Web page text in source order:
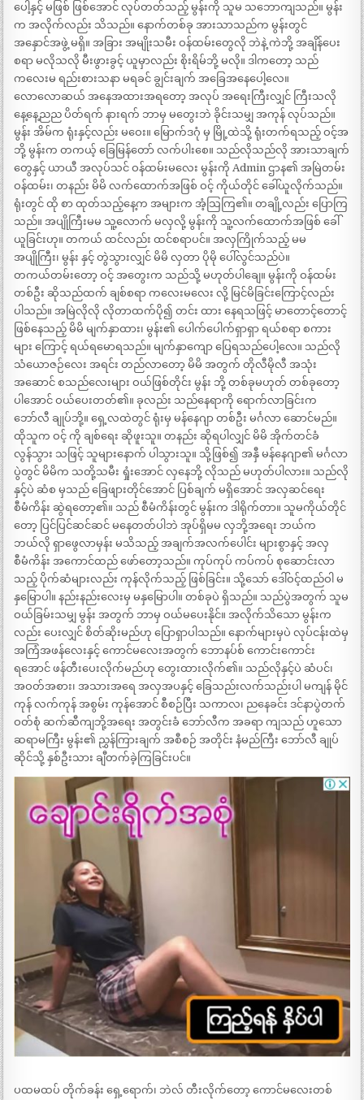
ပေါ့နှင့် မဖြစ် ဖြစ်အောင် လုပ်တတ်သည့် မွန်းကို သူမ သဘောကျသည်။ မွန်း
က အလိုက်လည်း သိသည်။ နောက်တစ်ခု အားသာသည်က မွန်းတွင်
အနှောင်အဖွဲ့ မရှိ။ အခြား အမျိုးသမီး ဝန်ထမ်းတွေလို ဘဲနဲ့ ကဲဘို့ အချိန်ပေး
စရာ မလိုသလို မီးဖွားခွင့် ယူမှာလည်း စိုးရိမ်ဘို့ မလို။ ဒါကတော့ သည်
ကလေးမ ရည်းစားသနာ မရခင် ချွင်းချက် အခြေအနေပေါ့လေ။
လောလောဆယ် အနေအထားအရတော့ အလုပ် အရေးကြီးလျှင် ကြီးသလို
နေ့နေ့ညည ပိတ်ရက် နားရက် ဘာမှ မတွေးဘဲ ခိုင်းသမျှ အကုန် လုပ်သည်။
မွန်း အိမ်က ရုံးနှင့်လည်း မဝေး။ မြောက်ဒဂုံ မှ မြို့ထဲသို့ ရုံးတက်ရသည့် ဝင့်အ
ဘို့ မွန်းက တကယ့် ခြေမြန်တော် လက်ပါးစေ။ သည်လိုသည်လို အားသာချက်
တွေနှင့် ယာယီ အလုပ်သင် ဝန်ထမ်းမလေး မွန်းကို Admin ဌာန၏ အမြဲတမ်း
ဝန်ထမ်း၊ တနည်း မိမိ လက်ထောက်အဖြစ် ဝင့် ကိုယ်တိုင် ခေါ်ယူလိုက်သည်။
ရုံးတွင် ထို စာ ထုတ်သည့်နေ့က အများက အံ့သြကြ၏။ တချို့လည်း ပြောကြ
သည်။ အပျိုကြီးမမ သူ့လောက် မလှလို့ မွန်းကို သူ့လက်ထောက်အဖြစ် ခေါ်
ယူခြင်းဟု။ တကယ် ထင်လည်း ထင်စရာပင်။ အလှကြိုက်သည့် မမ
အပျိုကြီး၊ မွန်း နှင့် တွဲသွားလျှင် မိမိ လှတာ ပိုမို ပေါ်လွင်သည်ပဲ။
တကယ်တမ်းတော့ ဝင့် အတွေးက သည်သို့ မဟုတ်ပါချေ။ မွန်းကို ဝန်ထမ်း
တစ်ဦး ဆိုသည်ထက် ချစ်စရာ ကလေးမလေး လို့ မြင်မိခြင်းကြောင့်လည်း
ပါသည်။ အမြဲလိုလို လိုတာထက်ပို၍ တင်း ထား နေရသဖြင့် မာတောင့်တောင့်
ဖြစ်နေသည့် မိမိ မျက်နှာထား၊ မွန်း၏ ပေါက်ပေါက်ရှာရှာ ရယ်စရာ စကား
များ ကြောင့် ရယ်ရမောရသည်။ မျက်နှာကျော ပြေရသည်ပေါ့လေ။ သည်လို
သံယောဇဉ်လေး အရင်း တည်လာတော့ မိမိ အတွက် တိုလီမိုလီ အသုံး
အဆောင် စသည်လေးများ ဝယ်ဖြစ်တိုင်း မွန်း ဘို့ တစ်ခုမဟုတ် တစ်ခုတော့
ပါအောင် ဝယ်ပေးတတ်၏။ ခုလည်း သည်နေရာကို ရောက်လာခြင်းက
ဘော်လီ ချုပ်ဘို့။ ရှေ့လထဲတွင် ရုံးမှ မန်နေဂျာ တစ်ဦး မင်္ဂလာ ဆောင်မည်။
ထိုသူက ဝင့် ကို ချစ်ရေး ဆိုဖူးသူ။ တနည်း ဆိုရပါလျှင် မိမိ အိုက်တင်ခံ
လွန်သွား သဖြင့် သူများနောက် ပါသွားသူ။ သို့ဖြစ်၍ အနှီ မန်နေဂျာ၏ မင်္ဂလာ
ပွဲတွင် မိမိက သတို့သမီး ရှုံးအောင် လှနေဘို့ လိုသည် မဟုတ်ပါလား။ သည်လို
နှင့်ပဲ ဆံစ မှသည် ခြေဖျားတိုင်အောင် ပြစ်ချက် မရှိအောင် အလှဆင်ရေး
စီမံကိန်း ဆွဲရတော့၏။ သည် စီမံကိန်းတွင် မွန်းက ဒါရိုက်တာ။ သူမကိုယ်တိုင်
တော့ ပြင်ပြင်ဆင်ဆင် မနေတတ်ပါဘဲ အုပ်ရှိမမ လှဘို့အရေး ဘယ်က
ဘယ်လို ရှာဖွေလာမှန်း မသိသည့် အချက်အလက်ပေါင်း များစွာနှင့် အလှ
စီမံကိန်း အကောင်ထည် ဖော်တော့သည်။ ကုပ်ကုပ် ကပ်ကပ် စုဆောင်းလာ
သည့် ပိုက်ဆံများလည်း ကုန်လိုက်သည့် ဖြစ်ခြင်း။ သို့သော် ဒေါ်ဝင့်ထည်ဝါ မ
နှမြောပါ။ နည်းနည်းလေးမှ မနှမြောပါ။ တစ်ခုပဲ ရှိသည်။ သည်ပွဲအတွက် သူမ
ဝယ်ခြမ်းသမျှ မွန်း အတွက် ဘာမှ ဝယ်မပေးနိုင်။ အလိုက်သိသော မွန်းက
လည်း ပေးလျှင် စိတ်ဆိုးမည်ဟု ပြောရှာပါသည်။ နောက်များမှပဲ လုပ်ငန်းထဲမှ
အကြံအဖန်လေးနှင့် ကောင်မလေးအတွက် ဘောနပ်စ် ကောင်းကောင်း
ရအောင် ဖန်တီးပေးလိုက်မည်ဟု တွေးထားလိုက်၏။ သည်လိုနှင့်ပဲ ဆံပင်၊
အဝတ်အစား၊ အသားအရေ အလှအပနှင့် ခြေသည်းလက်သည်းပါ မကျန် မိုင်
ကုန် လက်ကုန် အစွမ်း ကုန်အောင် စီစဉ်ပြီး သကာလ၊ ညနေခင်း ဒင်နာပွဲတက်
ဝတ်စုံ ဆက်ဆီကျဘို့အရေး အတွင်းခံ ဘော်လီက အခရာ ကျသည် ဟူသော
ဆရာမကြီး မွန်း၏ ညွှန်ကြားချက် အစီစဉ် အတိုင်း နံမည်ကြီး ဘော်လီ ချုပ်
ဆိုင်သို့ နှစ်ဦးသား ချီတက်ခဲ့ကြခြင်းပင်။
ပထမထပ် တိုက်ခန်း ရှေ့ရောက်၊ ဘဲလ် တီးလိုက်တော့ ကောင်မလေးတစ်